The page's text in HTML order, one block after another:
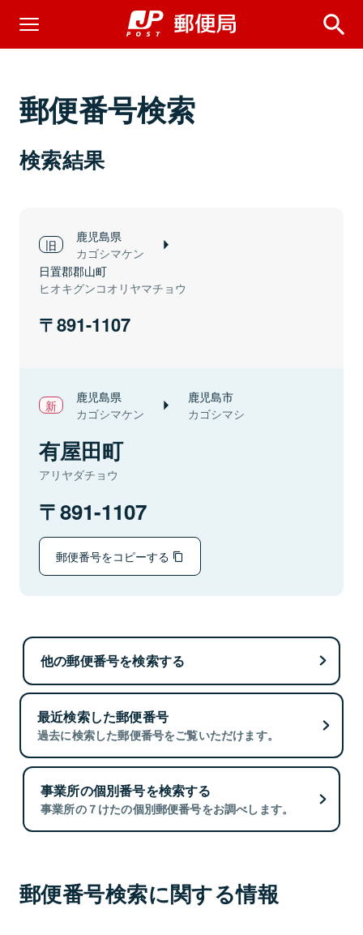
郵便番号検索
検索結果
鹿児島県
カゴシマケン
日置郡郡山町
ヒオキグンコオリヤマチョウ
891-1107
鹿児島県
カゴシマケン
鹿児島市
カゴシマシ
有屋田町
アリヤダチョウ
891-1107
郵便番号をコピーする
他の郵便番号を検索する
最近検索した郵便番号
過去に検索した郵便番号をご覧いただけます。
事業所の個別番号を検索する
事業所の７けたの個別郵便番号をお調べします。
郵便番号検索に関する情報